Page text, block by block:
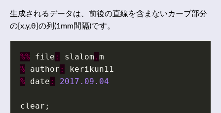
生成されるデータは、前後の直線を含まないカーブ部分
の[x,y,θ]の列(1mm間隔)です。
%% file : slalom . m
% author :
kerikun11
% date : 2017.09.04
clear ;